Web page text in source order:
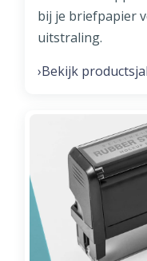
bij je briefpapier
uitstraling.
›Bekijk